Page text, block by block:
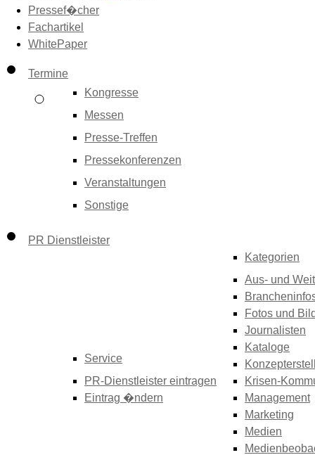
Pressef�cher
Fachartikel
WhitePaper
Termine
Kongresse
Messen
Presse-Treffen
Pressekonferenzen
Veranstaltungen
Sonstige
PR Dienstleister
Service
PR-Dienstleister eintragen
Eintrag �ndern
Kategorien
Aus- und
Fotos und
Journalisten
Kataloge
Krisen-
Management
Marketing
Medien